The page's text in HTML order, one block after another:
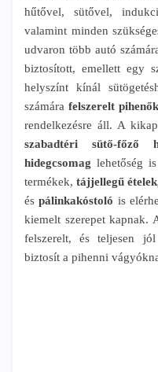
hűtővel, sütővel,
valamint minden
udvaron több autó
biztosított, emellett egy
helyszínt kínál
számára felszerelt
rendelkezésre áll. A
szabadtéri sütő-főző
hidegcsomag lehetőség
termékek, tájjellegű
és pálinkakóstoló is
kiemelt szerepet kapnak.
felszerelt, és teljesen jól
biztosít a pihenni